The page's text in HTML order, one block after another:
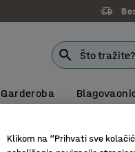
Garderoba
Klikom na “Prihvati sve